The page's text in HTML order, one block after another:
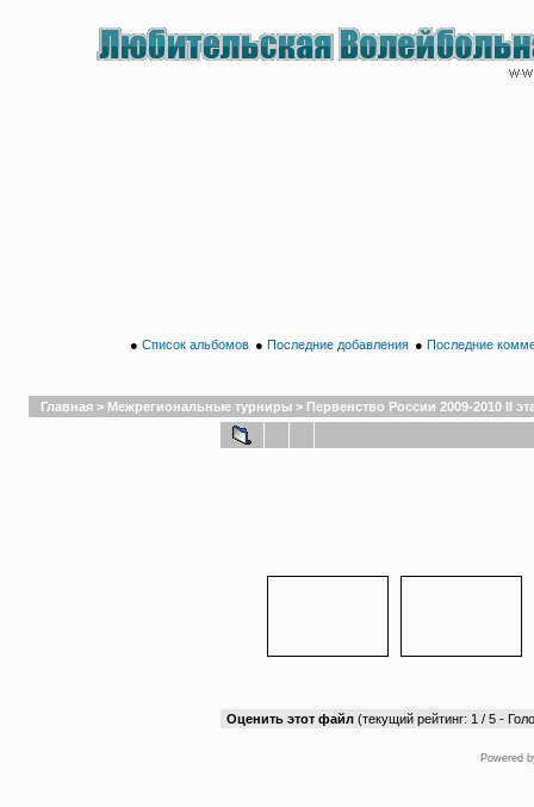
● Список альбомов ● Последние добавления ● Последние
Главная > Межрегиональные турниры > Первенство России 2009-2010 II
Оценить этот файл (текущий рейтинг: 1 / 5 -
Powered